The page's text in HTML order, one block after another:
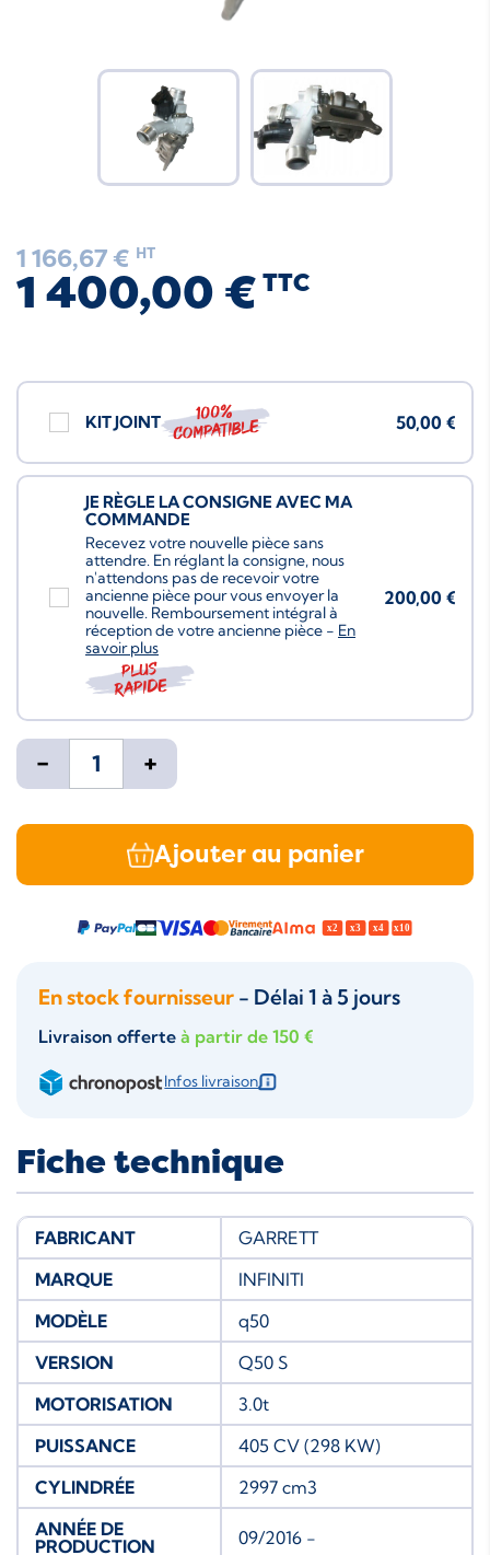
1 166,67 € HT
1 400,00 € TTC
KIT JOINT 100%
compatible 50,00 €
JE RÈGLE LA CONSIGNE AVEC MA
COMMANDE
Recevez votre nouvelle pièce sans
attendre. En réglant la consigne, nous
n'attendons pas de recevoir votre
ancienne pièce pour vous envoyer la
nouvelle. Remboursement intégral à
réception de votre ancienne pièce - En
savoir plus
Plus
rapide
200,00 €
- +
Ajouter au panier
En stock fournisseur - Délai 1 à 5 jours
Livraison offerte à partir de 150 €
Infos livraison
Fiche technique
FABRICANT
GARRETT
MARQUE
INFINITI
MODÈLE
q50
VERSION
Q50 S
MOTORISATION
3.0t
PUISSANCE
405 CV (298 KW)
CYLINDRÉE
2997 cm3
ANNÉE DE
PRODUCTION
09/2016 -